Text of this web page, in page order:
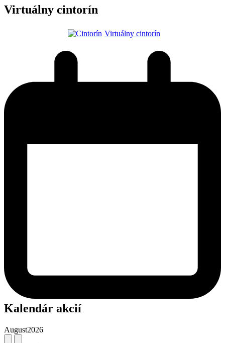
Virtuálny cintorín
Virtuálny cintorín
Kalendár akcií
August2026